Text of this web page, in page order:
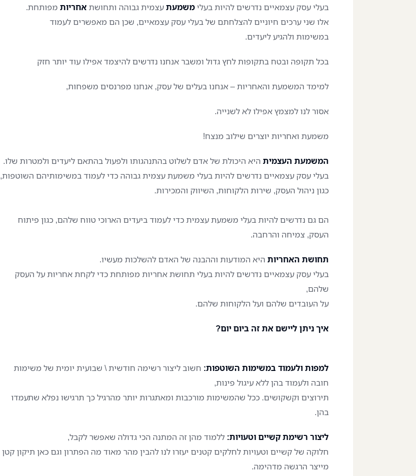
בעלי עסק עצמאיים נדרשים להיות בעלימשמעתעצמית גבוהה ותחושתאחריות מפותחת.
אלו שני ערכים חיוניים להצלחתם של בעלי עסק עצמאיים, שכן הם מאפשרים לעמוד
במשימות ולהגיע ליעדים.
בכל תקופה ובטח בתקופות לחץ גדול ומשבר אנחנו נדרשים להיצמד אפילו עוד יותר חזק
למימד המשמעת והאחריות – אנחנו בעלים של עסק, אנחנו מפרנסים משפחות,
אסור לנו למצמץ אפילו לא לשנייה.
משמעת ואחריות יוצרים שילוב מנצח!
המשמעת העצמית היא היכולת של אדם לשלוט בהתנהגותו ולפעול בהתאם ליעדים ולמטרות שלו.
בעלי עסק עצמאיים נדרשים להיות בעלי משמעת עצמית גבוהה כדי לעמוד במשימותיהם השוטפות,
כגון ניהול העסק, שירות הלקוחות, השיווק והמכירות.
הם גם נדרשים להיות בעלי משמעת עצמית כדי לעמוד ביעדים הארוכי טווח שלהם, כגון פיתוח
העסק, צמיחה והרחבה.
תחושת האחריות היא המודעות וההבנה של האדם להשלכות מעשיו.
בעלי עסק עצמאיים נדרשים להיות בעלי תחושת אחריות מפותחת כדי לקחת אחריות על העסק
שלהם,
על העובדים שלהם ועל הלקוחות שלהם.
איך ניתן ליישם את זה ביום יום?
למפות ולעמוד במשימות השוטפות: חשוב ליצור רשימה חודשית \ שבועית יומית של משימות
חובה ולעמוד בהן ללא עיגול פינות,
תירוצים וקשקושים. ככל שהמשימות מורכבות ומאתגרות יותר מהרגיל כך תרגישו נפלא שתעמדו
בהן.
ליצור רשימת קשיים וטעויות: ללמוד מהן זה המתנה הכי גדולה שאפשר לקבל,
חלוקה של קשיים וטעויות לחלקים קטנים יעזרו לנו להבין מהר מאוד מה הפתרון וגם כאן תיקון קטן
מייצר הרגשה מדהימה.